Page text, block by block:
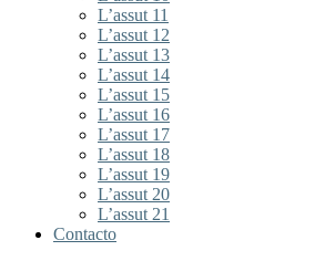
L’assut 11
L’assut 12
L’assut 13
L’assut 14
L’assut 15
L’assut 16
L’assut 17
L’assut 18
L’assut 19
L’assut 20
L’assut 21
Contacto